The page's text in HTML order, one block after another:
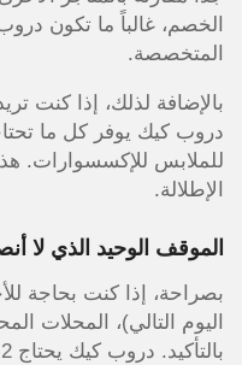
الخصم، غالباً ما تكون
المتخصصة.
دروب كيك يوفر كل ما
للملابس للإكسسوارات.
الإطلالة.
الموقف الوحيد الذي لا
بصراحة، إذا كنت بحاجة
اليوم التالي)، المحلات
بالتأكيد. دروب كيك يحتاج 2-7 أيام للتوصيل داخل السعودية.